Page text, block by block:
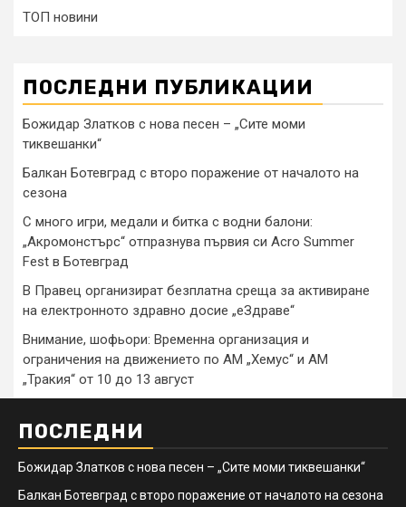
ТОП новини
ПОСЛЕДНИ ПУБЛИКАЦИИ
Божидар Златков с нова песен – „Сите моми
тиквешанки“
Балкан Ботевград с второ поражение от началото на
сезона
С много игри, медали и битка с водни балони:
„Акромонстърс“ отпразнува първия си Acro Summer
Fest в Ботевград
В Правец организират безплатна среща за активиране
на електронното здравно досие „еЗдраве“
Внимание, шофьори: Временна организация и
ограничения на движението по АМ „Хемус“ и АМ
„Тракия“ от 10 до 13 август
ПОСЛЕДНИ
Божидар Златков с нова песен – „Сите моми тиквешанки“
Балкан Ботевград с второ поражение от началото на сезона